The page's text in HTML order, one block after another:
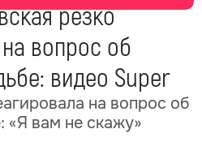
резко
вопрос об
видео Super
на вопрос об
«Я вам не скажу»